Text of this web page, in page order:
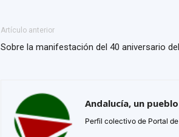
Artículo anterior
Sobre la manifestación del 40 aniversario
Andalucía, un
Perfil colectivo de Portal